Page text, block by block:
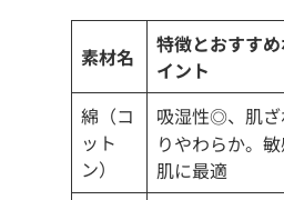
素材名
特徴とおすす
イント
綿（コ
ット
ン）
吸湿性◎、肌ざ
りやわらか。
肌に最適